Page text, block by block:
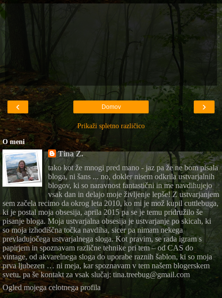
‹ ›
Domov
Prikaži spletno različico
O meni
Tina Z.
tako kot že mnogi pred mano - jaz pa že ne bom pisala
bloga, ni šans ... no, dokler nisem odkrila ustvarjalnih
blogov, ki so naravnost fantastični in me navdihujejo
vsak dan in delajo moje življenje lepše! Z ustvarjanjem
sem začela recimo da okrog leta 2010, ko mi je mož kupil cuttlebuga,
ki je postal moja obsesija, aprila 2015 pa se je temu pridružilo še
pisanje bloga. Moja ustvarjalna obsesija je ustvarjanje po skicah, ki
so moja izhodiščna točka navdiha, sicer pa nimam nekega
prevladujočega ustvarjalnega sloga. Kot pravim, se rada igram s
papirjem in spoznavam različne tehnike pri tem – od CAS do
vintage, od akvarelnega sloga do uporabe raznih šablon, ki so moja
prva ljubezen … ni meja, kar spoznavam v tem našem blogerskem
svetu. pa še kontakt za vsak slučaj: tina.treebug@gmail.com
Ogled mojega celotnega profila